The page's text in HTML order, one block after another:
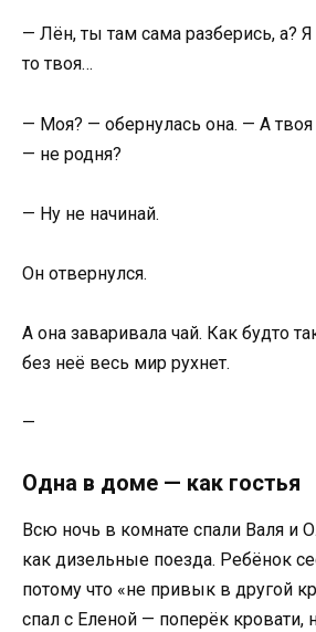
— Лён, ты там сама разберись, а?
то твоя…
— Моя? — обернулась она. — А
— не родня?
— Ну не начинай.
Он отвернулся.
А она заваривала чай. Как будто
без неё весь мир рухнет.
—
Одна в доме — как гостья
Всю ночь в комнате спали Валя и
как дизельные поезда. Ребёнок
потому что «не привык в другой
спал с Еленой — поперёк кровати,